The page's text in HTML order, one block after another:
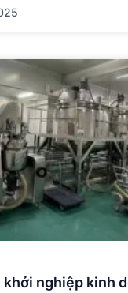
khởi nghiệp kinh